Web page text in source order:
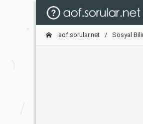
aof.sorular.net Sosyal